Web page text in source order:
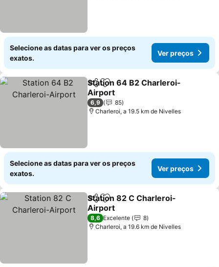
Selecione as datas para ver os preços
exatos.
Ver preços
PartilharAdicionar aos favoritos
Station 64 B2 Charleroi-
Airport
Ver preços
6,9
85
Charleroi, a 19.5 km de Nivelles
Selecione as datas para ver os preços
exatos.
Ver preços
PartilharAdicionar aos favoritos
Station 82 C Charleroi-
Airport
Ver preços
8,6 Excelente
8
Charleroi, a 19.6 km de Nivelles